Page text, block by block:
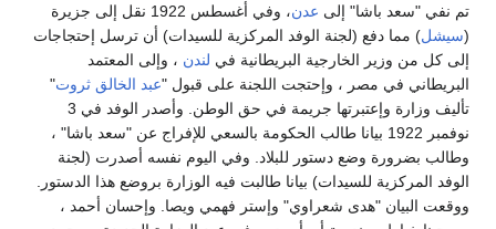
تم نفي "سعد باشا" إلى عدن
، وفي أغسطس 1922 نقل إلى جزيرة
(سيشل) مما دفع (لجنة الوفد المركزية للسيدات) أن ترسل إحتجاجات
إلى كل من وزير الخارجية البريطانية في لندن ، وإلى المعتمد
البريطاني في مصر ، وإحتجت اللجنة على قبول "عبد الخالق ثروت"
تأليف وزارة وإعتبرتها جريمة في حق الوطن. وأصدر الوفد في 3
نوفمبر 1922 بيانا طالب الحكومة بالسعي للإفراج عن "سعد باشا" ،
وطالب بضرورة وضع دستور للبلاد. وفي اليوم نفسه أصدرت (لجنة
الوفد المركزية للسيدات) بيانا طالبت فيه الوزارة بروضع هذا الدستور.
ووقعت البيان "هدى شعراوي" وإستر فهمي ويصا. وإحسان أحمد ،